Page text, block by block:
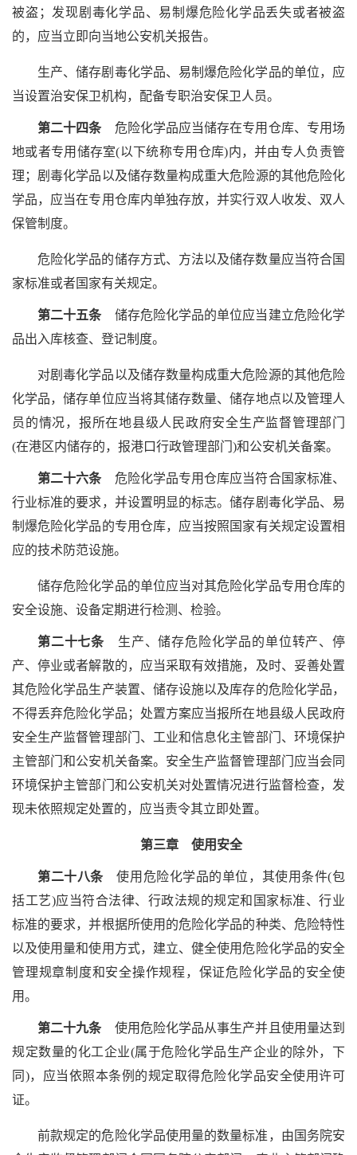
被盗；发现剧毒化学品、易制爆危险化学品丢失或者被盗
的，应当立即向当地公安机关报告。
生产、储存剧毒化学品、易制爆危险化学品的单位，应
当设置治安保卫机构，配备专职治安保卫人员。
第二十四条
危险化学品应当储存在专用仓库、专用场
地或者专用储存室(以下统称专用仓库)内，并由专人负责管
理；剧毒化学品以及储存数量构成重大危险源的其他危险化
学品，应当在专用仓库内单独存放，并实行双人收发、双人
保管制度。
危险化学品的储存方式、方法以及储存数量应当符合国
家标准或者国家有关规定。
第二十五条储存危险化学品的单位应当建立危险化学
品出入库核查、登记制度。
对剧毒化学品以及储存数量构成重大危险源的其他危险
化学品，储存单位应当将其储存数量、储存地点以及管理人
员的情况，报所在地县级人民政府安全生产监督管理部门
(在港区内储存的，报港口行政管理部门)和公安机关备案。
第二十六条危险化学品专用仓库应当符合国家标准、
行业标准的要求，并设置明显的标志。储存剧毒化学品、易
制爆危险化学品的专用仓库，应当按照国家有关规定设置相
应的技术防范设施。
储存危险化学品的单位应当对其危险化学品专用仓库的
安全设施、设备定期进行检测、检验。
第二十七条 生产、储存危险化学品的单位转产、停
产、停业或者解散的，应当采取有效措施，及时、妥善处置
其危险化学品生产装置、储存设施以及库存的危险化学品，
不得丢弃危险化学品；处置方案应当报所在地县级人民政府
安全生产监督管理部门、工业和信息化主管部门、环境保护
主管部门和公安机关备案。安全生产监督管理部门应当会同
环境保护主管部门和公安机关对处置情况进行监督检查，发
现未依照规定处置的，应当责令其立即处置。
第三章 使用安全
第二十八条使用危险化学品的单位，其使用条件(包
括工艺)应当符合法律、行政法规的规定和国家标准、行业
标准的要求，并根据所使用的危险化学品的种类、危险特性
以及使用量和使用方式，建立、健全使用危险化学品的安全
管理规章制度和安全操作规程，保证危险化学品的安全使
用。
第二十九条
使用危险化学品从事生产并且使用量达到
规定数量的化工企业(属于危险化学品生产企业的除外，下
同)，应当依照本条例的规定取得危险化学品安全使用许可
证。
前款规定的危险化学品使用量的数量标准，由国务院安